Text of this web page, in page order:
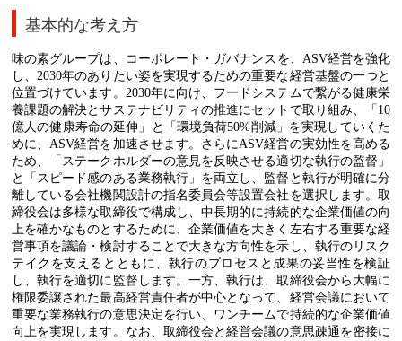
基本的な考え方
味の素グループは、コーポレート・ガバナンスを、 ASV経営を強化
し、2030年のありたい姿を実現するための重要な経営基盤の一つと
位置づけています。 2030年に向け、フードシステムで繋がる健康栄
養課題の解決とサステナビリティの推進にセットで取り組み、「 10
億人の健康寿命の延伸」と「環境負荷50%削減」を実現していくた
めに、ASV経営を加速させます。さらにASV経営の実効性を高める
ため、「ステークホルダーの意見を反映させる適切な執行の監督」
と「スピード感のある業務執行」を両立し、監督と執行が明確に分
離している会社機関設計の指名委員会等設置会社を選択します。取
締役会は多様な取締役で構成し、中長期的に持続的な企業価値の向
上を確かなものとするために、企業価値を大きく左右する重要な経
営事項を議論・検討することで大きな方向性を示し、執行のリスク
テイクを支えるとともに、執行のプロセスと成果の妥当性を検証
し、執行を適切に監督します。一方、執行は、取締役会から大幅に
権限委譲された最高経営責任者が中心となって、経営会議において
重要な業務執行の意思決定を行い、ワンチームで持続的な企業価値
向上を実現します。 なお、取締役会と経営会議の意思疎通を密接に